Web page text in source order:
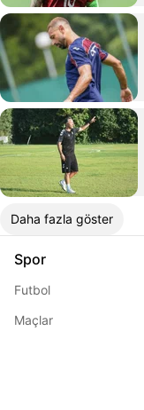
Daha fazla göster
Spor
Futbol
Maçlar